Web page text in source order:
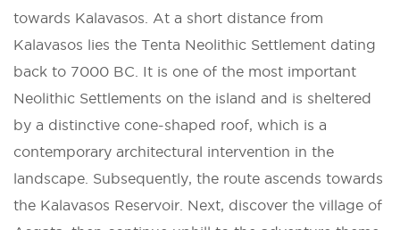
towards Kalavasos. At a short distance from
Kalavasos lies the Tenta Neolithic Settlement dating
back to 7000 BC. It is one of the most important
Neolithic Settlements on the island and is sheltered
by a distinctive cone-shaped roof, which is a
contemporary architectural intervention in the
landscape. Subsequently, the route ascends towards
the Kalavasos Reservoir. Next, discover the village of